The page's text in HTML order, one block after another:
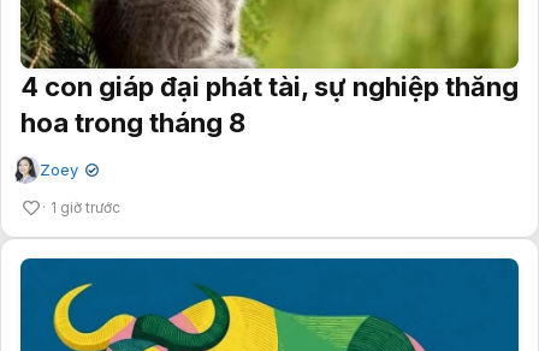
4 con giáp đại phát tài, sự nghiệp thăng
hoa trong tháng 8
Zoey ✔
1 giờ trước